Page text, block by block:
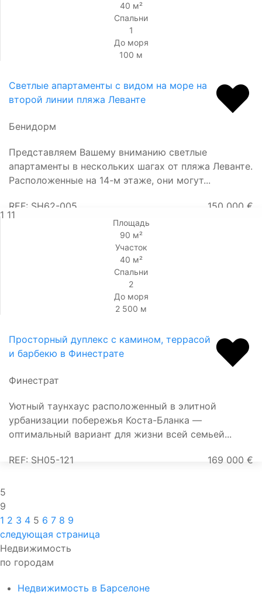
40 м²
Спальни
1
До моря
100 м
Светлые апартаменты с видом на море на
второй линии пляжа Леванте
Бенидорм
Представляем Вашему вниманию светлые
апартаменты в нескольких шагах от пляжа Леванте.
Расположенные на 14-м этаже, они могут...
REF: SH62-005 150 000 €
1 11
Площадь
90 м²
Участок
40 м²
Спальни
2
До моря
2 500 м
Просторный дуплекс с камином, террасой
и барбекю в Финестрате
Финестрат
Уютный таунхаус расположенный в элитной
урбанизации побережья Коста-Бланка —
оптимальный вариант для жизни всей семьей...
REF: SH05-121 169 000 €
5
9
1 2 3 4 5 6 7 8 9
следующая страница
Недвижимость
по городам
Недвижимость в Барселоне